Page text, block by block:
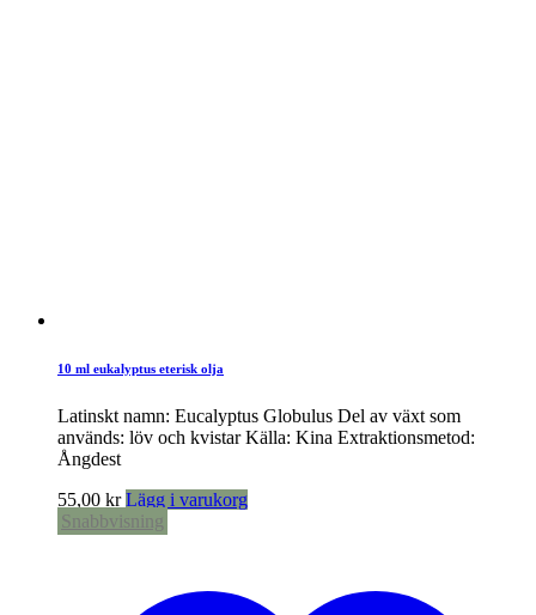
10 ml eukalyptus eterisk olja
Latinskt namn: Eucalyptus Globulus Del av växt som
används: löv och kvistar Källa: Kina Extraktionsmetod:
Ångdest
55,00 kr Lägg i varukorg
Snabbvisning